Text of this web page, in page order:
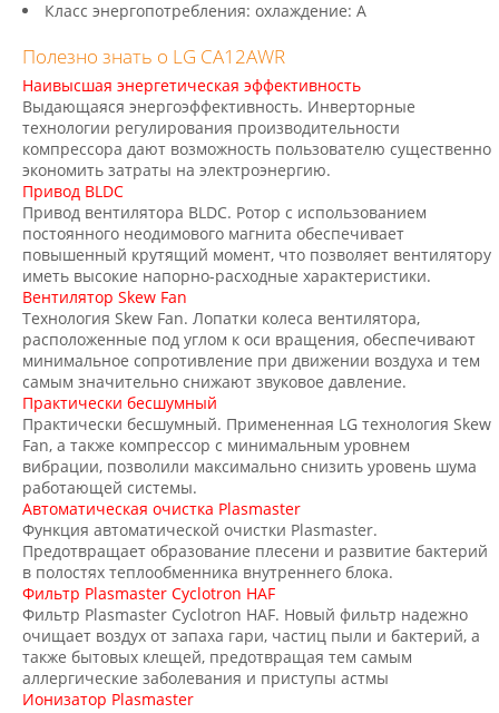
Класс энергопотребления: охлаждение: А
Полезно знать о LG CA12AWR
Наивысшая энергетическая эффективность
Выдающаяся энергоэффективность. Инверторные
технологии регулирования производительности
компрессора дают возможность пользователю существенно
экономить затраты на электроэнергию.
Привод BLDC
Привод вентилятора BLDC. Ротор с использованием
постоянного неодимового магнита обеспечивает
повышенный крутящий момент, что позволяет вентилятору
иметь высокие напорно-расходные характеристики.
Вентилятор Skew Fan
Технология Skew Fan. Лопатки колеса вентилятора,
расположенные под углом к оси вращения, обеспечивают
минимальное сопротивление при движении воздуха и тем
самым значительно снижают звуковое давление.
Практически бесшумный
Практически бесшумный. Примененная LG технология Skew
Fan, а также компрессор с минимальным уровнем
вибрации, позволили максимально снизить уровень шума
работающей системы.
Автоматическая очистка Plasmaster
Функция автоматической очистки Plasmaster.
Предотвращает образование плесени и развитие бактерий
в полостях теплообменника внутреннего блока.
Фильтр Plasmaster Cyclotron HAF
Фильтр Plasmaster Cyclotron HAF. Новый фильтр надежно
очищает воздух от запаха гари, частиц пыли и бактерий, а
также бытовых клещей, предотвращая тем самым
аллергические заболевания и приступы астмы
Ионизатор Plasmaster